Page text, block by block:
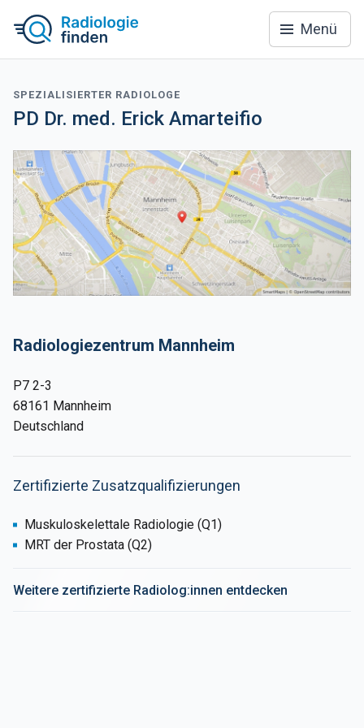
Menü
SPEZIALISIERTER RADIOLOGE
PD Dr. med. Erick Amarteifio
Radiologiezentrum Mannheim
P7 2-3
68161 Mannheim
Deutschland
Zertifizierte Zusatzqualifizierungen
Muskuloskelettale Radiologie (Q1)
MRT der Prostata (Q2)
Weitere zertifizierte Radiolog:innen entdecken